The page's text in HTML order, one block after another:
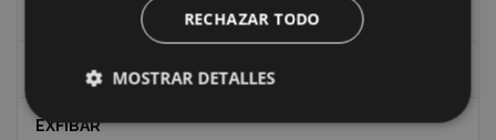
Revista "Gure Herria"
Documentos y artículos
EXFIBAR
RECHAZAR TODO
MOSTRAR DETALLES